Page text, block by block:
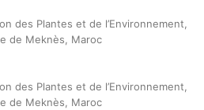
des Plantes et de l’Environnement,
de Meknès, Maroc
des Plantes et de l’Environnement,
de Meknès, Maroc